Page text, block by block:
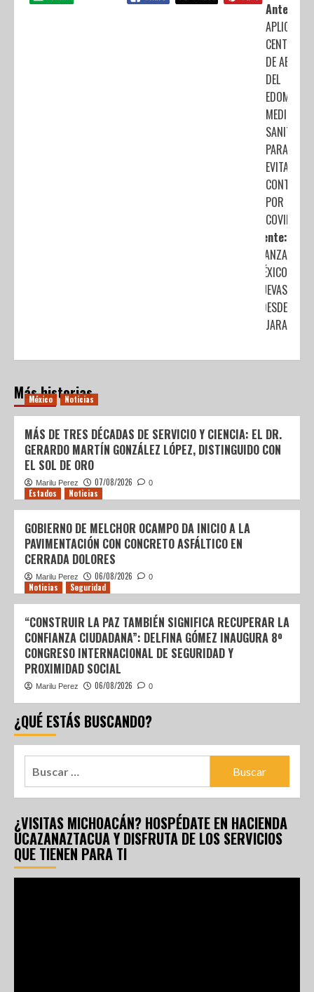
Anterior:
APLICAN
CENTRALES
DE ABASTO
DEL
EDOMÉX
MEDIDAS
PARA
EVITAR
POR
COVID-19
Siguiente:
LANZA
AEROMÉXICO
DOS NUEVAS
RUTAS DESDE
GUADALAJARA
Más historias
México Noticias
MÁS DE TRES DÉCADAS DE SERVICIO Y CIENCIA: EL DR.
GERARDO MARTÍN GONZÁLEZ LÓPEZ, DISTINGUIDO CON
EL SOL DE ORO
Marilu Perez 07/08/2026 0
Estados Noticias
GOBIERNO DE MELCHOR OCAMPO DA INICIO A LA
PAVIMENTACIÓN CON CONCRETO ASFÁLTICO EN
CERRADA DOLORES
Marilu Perez 06/08/2026 0
Noticias Seguridad
“CONSTRUIR LA PAZ TAMBIÉN SIGNIFICA RECUPERAR LA
CONFIANZA CIUDADANA”: DELFINA GÓMEZ INAUGURA 8º
CONGRESO INTERNACIONAL DE SEGURIDAD Y
PROXIMIDAD SOCIAL
Marilu Perez 06/08/2026 0
¿QUÉ ESTÁS BUSCANDO?
¿VISITAS MICHOACÁN? HOSPÉDATE EN HACIENDA
UCAZANAZTACUA Y DISFRUTA DE LOS SERVICIOS
QUE TIENEN PARA TI